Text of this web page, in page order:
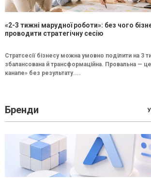
«2-3 тижні марудної роботи»: без чого
проводити стратегічну сесію
Стратсесії бізнесу можна умовно поділити на 3
збалансована й трансформаційна. Провальна —
канапе» без результату....
Бренди